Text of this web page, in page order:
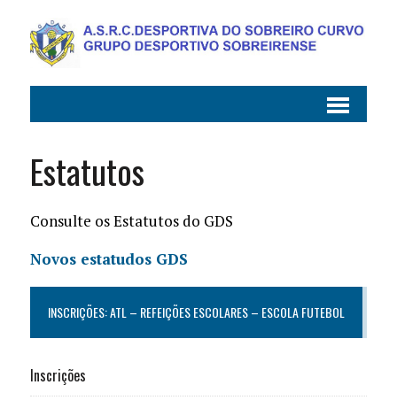
Estatutos
Consulte os Estatutos do GDS
Novos estatudos GDS
INSCRIÇÕES: ATL – REFEIÇÕES ESCOLARES – ESCOLA FUTEBOL
Inscrições